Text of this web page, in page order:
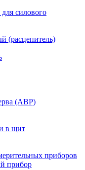
силового
(расцепитель)
(АВР)
в щит
приборов
прибор